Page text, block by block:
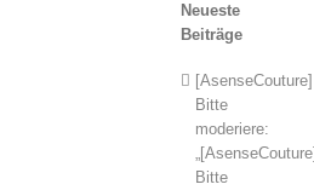
Neueste
Beiträge
[AsenseCouture]
Bitte
moderiere:
Bitte